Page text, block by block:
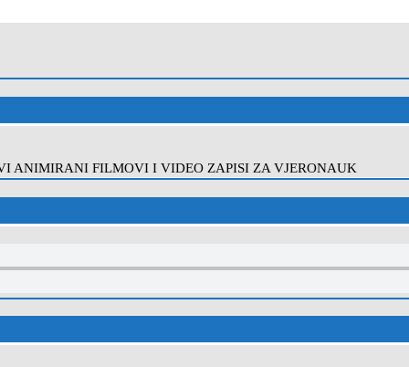
ANIMIRANI FILMOVI I VIDEO ZAPISI ZA VJERONAUK